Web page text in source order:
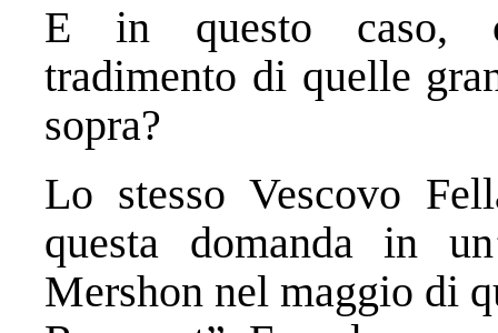
E in questo caso, ci
tradimento di quelle
sopra?
Lo stesso Vescovo
questa domanda in
Mershon nel maggio di